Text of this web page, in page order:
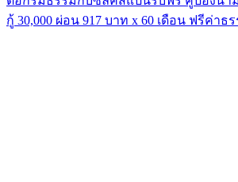
กู้ 30,000 ผ่อน 917 บาท x 60 เดือน ฟรีค่าธ